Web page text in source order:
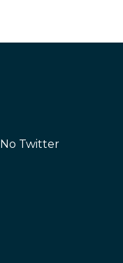
No Twitter